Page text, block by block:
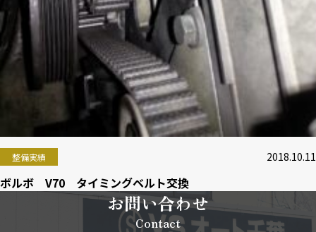
整備実績 2018.10.11
ボルボ V70 タイミングベルト交換
お問い合わせ
Contact